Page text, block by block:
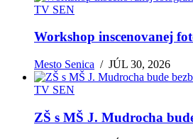
TV SEN
Workshop inscenovanej
Mesto Senica /JÚL 30, 2026
TV SEN
ZŠ s MŠ J. Mudrocha